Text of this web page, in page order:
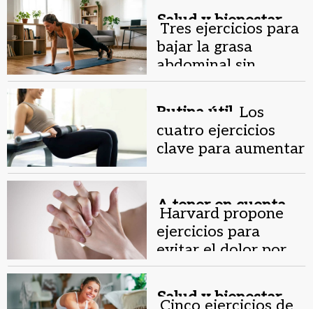
Salud y bienestar.
Tres ejercicios para
bajar la grasa
abdominal sin
gimnasio
Rutina útil. Los
cuatro ejercicios
clave para aumentar
A tener en cuenta.
Harvard propone
ejercicios para
evitar el dolor por
uso del celular
Salud y bienestar.